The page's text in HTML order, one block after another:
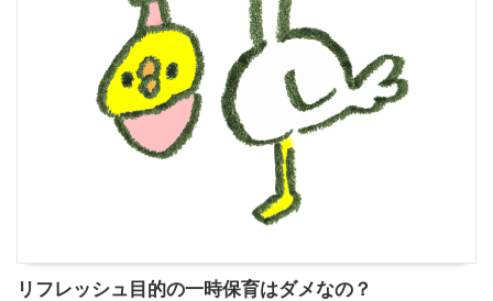
リフレッシュ目的の一時保育はダメなの？